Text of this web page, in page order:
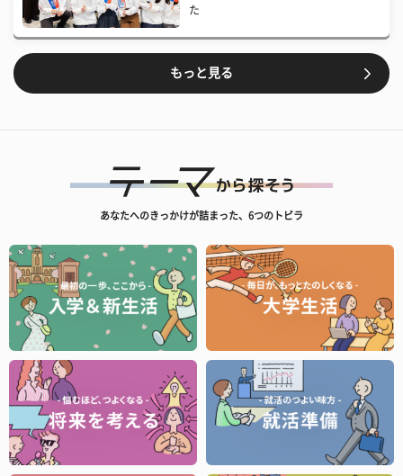
た
もっと見る
あなたへのきっかけが詰まった、6つのトビラ